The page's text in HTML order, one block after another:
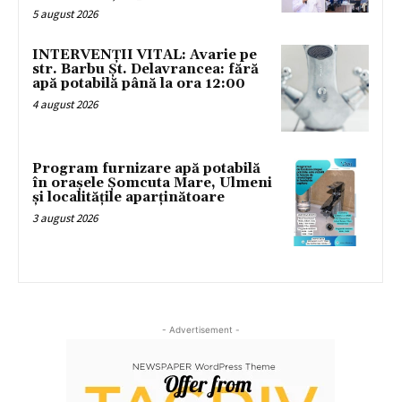
5 august 2026
INTERVENȚII VITAL: Avarie pe
str. Barbu Șt. Delavrancea: fără
apă potabilă până la ora 12:00
4 august 2026
Program furnizare apă potabilă
în orașele Șomcuta Mare, Ulmeni
și localitățile aparținătoare
3 august 2026
- Advertisement -